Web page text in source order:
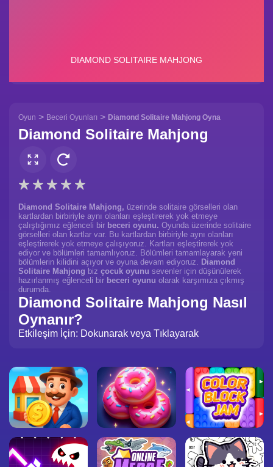
Oyun > Beceri Oyunları > Diamond Solitaire Mahjong Oyna
Diamond Solitaire Mahjong
Diamond Solitaire Mahjong, üzerinde solitaire görselleri olan
kartlardan birbiriyle aynı olanları eşleştirerek yok etmeye
çalıştığımız eğlenceli bir beceri oyunu. Oyunda üzerinde solitaire
görselleri olan kartlar var. Bu kartlardan birbiriyle aynı olanları
eşleştirerek yok etmeye çalışıyoruz. Kartları eşleştirerek yok
ediyor ve bölümleri tamamlıyoruz. Bölümleri tamamlayarak yeni
bölümlerin kilidini açıyor ve oyuna devam ediyoruz. Diamond
Solitaire Mahjong biz çocuk oyunu sevenler için düşünülerek
hazırlanmış eğlenceli bir beceri oyunu olarak karşımıza çıkmış
durumda.
Diamond Solitaire Mahjong Nasıl
Oynanır?
Etkileşim İçin: Dokunarak veya Tıklayarak